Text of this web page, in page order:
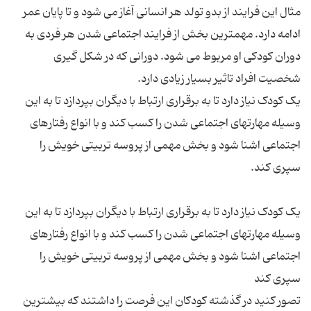
مثال این فرایند از بدو تولد هر انسانی آغاز می شود و تا پایان عمر
ادامه دارد. مهمترین بخش از فرایند اجتماعی شدن هر فردی به
دوران کودکی او مربوط می شود. دورانی که در شکل گیری
یک کودک نیاز دارد تا به برقراری ارتباط با دیگران بپردازد تا به این
وسیله مهارتهای اجتماعی شدن را کسب کند و با انواع رفتارهای
اجتماعی اشنا شود و بخش مهمی از پروسه تربیتی خویش را
یک کودک نیاز دارد تا به برقراری ارتباط با دیگران بپردازد تا به این
وسیله مهارتهای اجتماعی شدن را کسب کند و با انواع رفتارهای
اجتماعی اشنا شود و بخش مهمی از پروسه تربیتی خویش را
تصور کنید در گذشته کودکان این فرصت را داشتند که بیشترین